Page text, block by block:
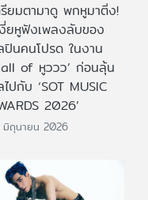
รียมตามาดู พกหูมาติ่ง!
ยหูฟังเพลงลับของ
ปินคนโปรด ในงาน
of หูววว’ ก่อนลุ้น
ปกับ ‘SOT MUSIC
2026’
มิถุนายน 2026